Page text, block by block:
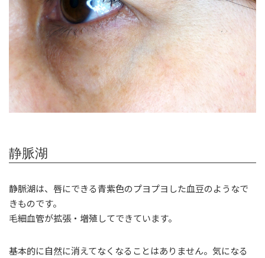
静脈湖
静脈湖は、唇にできる青紫色のプヨプヨした血豆のようなで
きものです。
毛細血管が拡張・増殖してできています。
基本的に自然に消えてなくなることはありません。気になる